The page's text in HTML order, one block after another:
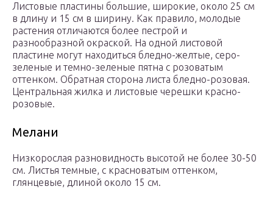
Листовые пластины большие, широкие, около 25 см
в длину и 15 см в ширину. Как правило, молодые
растения отличаются более пестрой и
разнообразной окраской. На одной листовой
пластине могут находиться бледно-желтые, серо-
зеленые и темно-зеленые пятна с розоватым
оттенком. Обратная сторона листа бледно-розовая.
Центральная жилка и листовые черешки красно-
розовые.
Мелани
Низкорослая разновидность высотой не более 30-50
см. Листья темные, с красноватым оттенком,
глянцевые, длиной около 15 см.